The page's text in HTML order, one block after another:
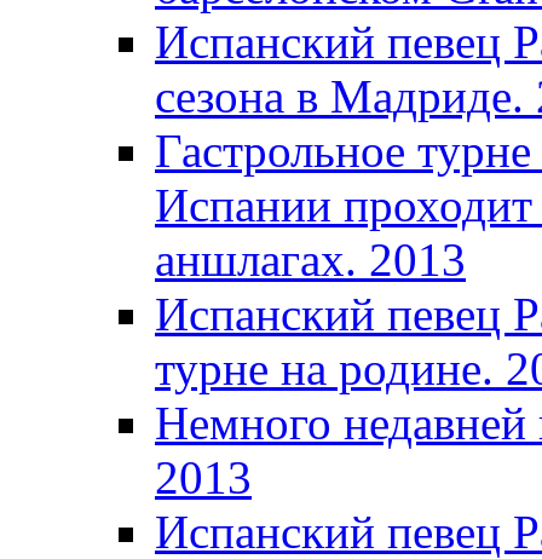
Испанский певец
сезона в Мадриде.
Гастрольное
Испании
аншлагах. 2013
Испанский певец
турне на родине.
Немного
2013
Испанский певец